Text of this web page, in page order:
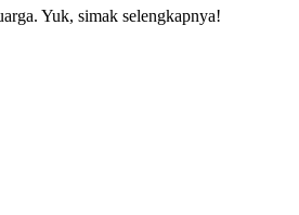
Yuk, simak selengkapnya!